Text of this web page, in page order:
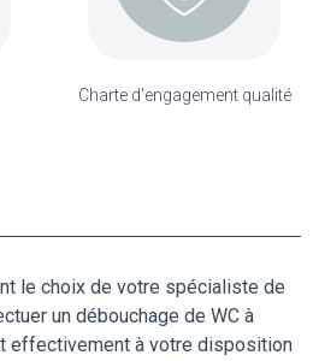
Charte d'engagement qualité
le choix de votre spécialiste de
un débouchage de WC à
effectivement à votre disposition